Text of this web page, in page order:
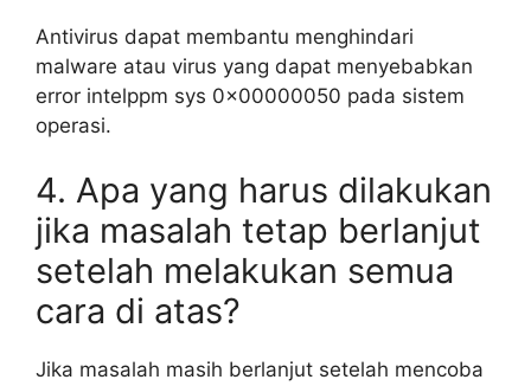
Antivirus dapat membantu menghindari
malware atau virus yang dapat menyebabkan
error intelppm sys 0x00000050 pada sistem
operasi.
4. Apa yang harus dilakukan
jika masalah tetap berlanjut
setelah melakukan semua
cara di atas?
Jika masalah masih berlanjut setelah mencoba